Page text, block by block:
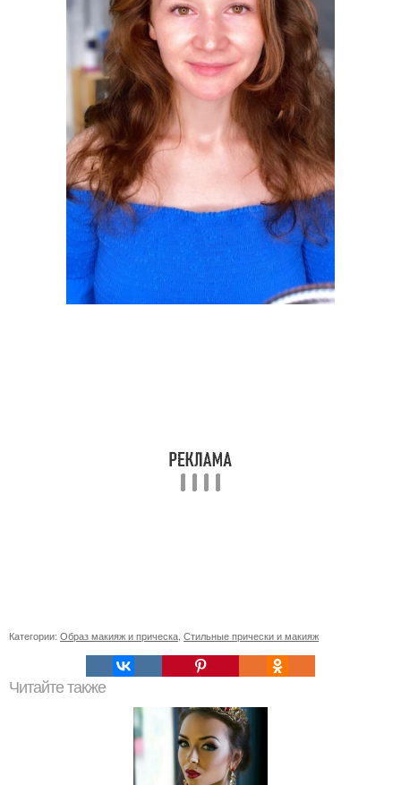
Категории: Образ макияж и прическа Стильные прически и макияж
Читайте также